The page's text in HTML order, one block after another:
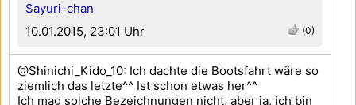
Sayuri-chan
10.01.2015, 23:01 Uhr
(0)
@Shinichi_Kido_10: Ich dachte die Bootsfahrt wäre so
ziemlich das letzte^^ Ist schon etwas her^^
Ich mag solche Bezeichnungen nicht, aber ja, ich bin